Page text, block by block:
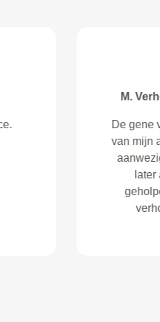
service, duidelijke